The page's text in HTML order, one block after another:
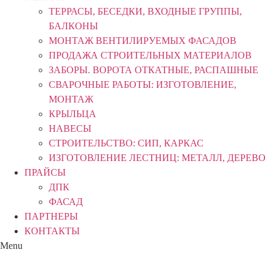
ТЕРРАСЫ, БЕСЕДКИ, ВХОДНЫЕ ГРУППЫ,
БАЛКОНЫ
МОНТАЖ ВЕНТИЛИРУЕМЫХ ФАСАДОВ
ПРОДАЖА СТРОИТЕЛЬНЫХ МАТЕРИАЛОВ
ЗАБОРЫ. ВОРОТА ОТКАТНЫЕ, РАСПАШНЫЕ
СВАРОЧНЫЕ РАБОТЫ: ИЗГОТОВЛЕНИЕ,
МОНТАЖ
КРЫЛЬЦА
НАВЕСЫ
СТРОИТЕЛЬСТВО: СИП, КАРКАС
ИЗГОТОВЛЕНИЕ ЛЕСТНИЦ: МЕТАЛЛ, ДЕРЕВО
ПРАЙСЫ
ДПК
ФАСАД
ПАРТНЕРЫ
КОНТАКТЫ
Menu